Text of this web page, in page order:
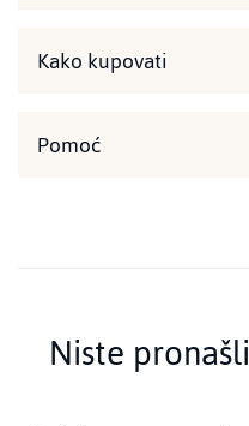
Kako kupovati
Pomoć
Niste